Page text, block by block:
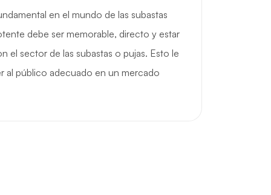
en el mundo de las subastas
debe ser memorable, directo y estar
el sector de las subastas o pujas. Esto le
al público adecuado en un mercado